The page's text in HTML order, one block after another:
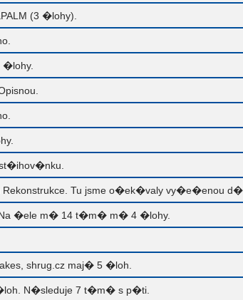
(3 �lohy).
�lohy.
Tu jsme o�ek�valy vy�e�enou
�ele m� 14 t�m� m� 4 �lohy.
shrug.cz maj� 5 �loh.
N�sleduje 7 t�m� s p�ti.